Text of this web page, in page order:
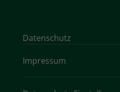
Datenschutz
Impressum